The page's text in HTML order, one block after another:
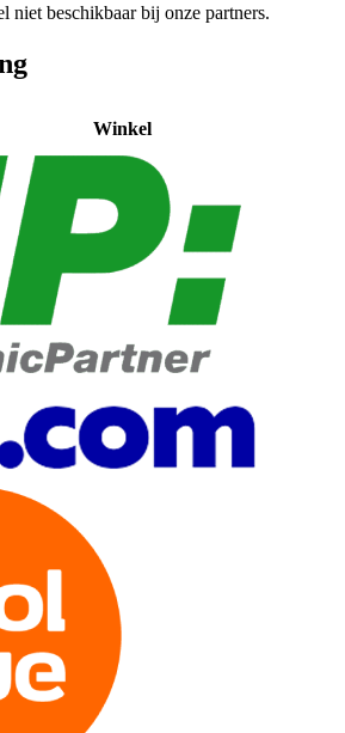
niet beschikbaar bij onze partners.
Winkel